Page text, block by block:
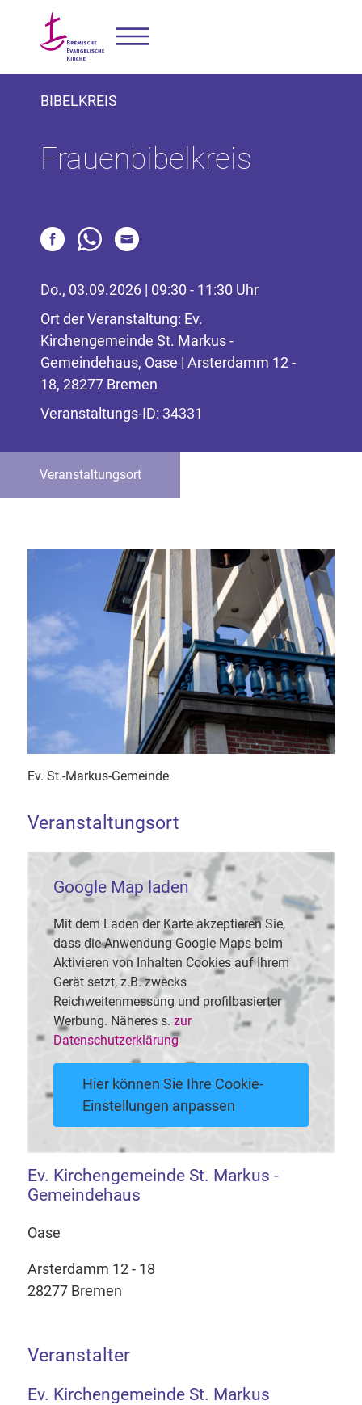
BIBELKREIS
Frauenbibelkreis
Do., 03.09.2026 | 09:30 - 11:30 Uhr
Ort der Veranstaltung: Ev.
Kirchengemeinde St. Markus -
Gemeindehaus, Oase | Arsterdamm 12 -
18, 28277 Bremen
Veranstaltungs-ID: 34331
Veranstaltungsort
Ev. St.-Markus-Gemeinde
Veranstaltungsort
Google Map laden
Mit dem Laden der Karte akzeptieren Sie,
dass die Anwendung Google Maps beim
Aktivieren von Inhalten Cookies auf Ihrem
Gerät setzt, z.B. zwecks
Reichweitenmessung und profilbasierter
Werbung. Näheres s. zur
Datenschutzerklärung
Hier können Sie Ihre Cookie-
Einstellungen anpassen
Ev. Kirchengemeinde St. Markus -
Gemeindehaus
Oase
Arsterdamm 12 - 18
28277 Bremen
Veranstalter
Ev. Kirchengemeinde St. Markus